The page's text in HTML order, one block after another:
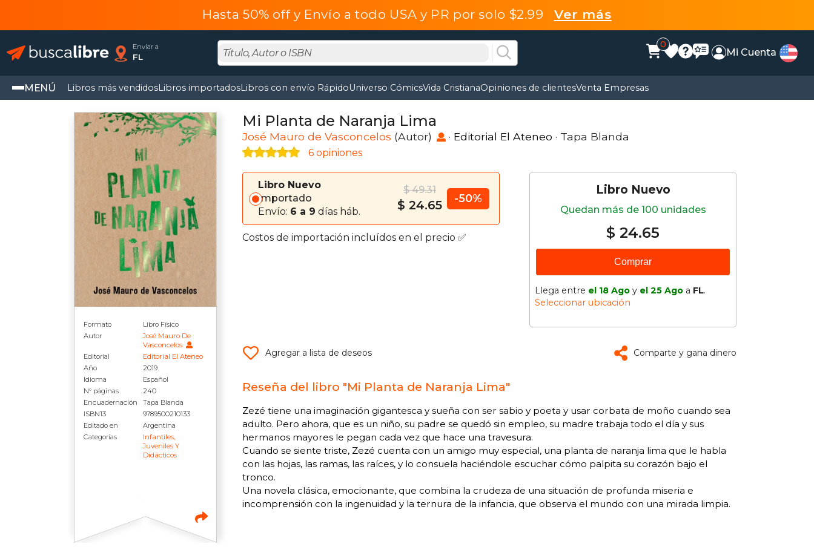
Hasta 50% off y Envío a todo USA y PR por solo $2.99 Ver más
Enviar a
FL
0
Mi Cuenta
MENÚ Libros más vendidosLibros importadosLibros con envío RápidoUniverso CómicsVida CristianaOpiniones de clientesVenta Empresas
Formato
Libro Físico
Autor
José Mauro De
Vasconcelos
Editorial
Editorial El Ateneo
Año
2019
Idioma
Español
N° páginas
240
Encuadernación
Tapa Blanda
ISBN13
9789500210133
Editado en
Argentina
Categorías
Infantiles,
Juveniles Y
Didácticos
Mi Planta de Naranja Lima
José Mauro de Vasconcelos (Autor) · Editorial El Ateneo · Tapa Blanda
6 opiniones
Libro Nuevo
Importado
Envío: 6 a 9 días háb.
$ 49.31
$ 24.65 -50%
Costos de importación incluídos en el precio ✅
Libro Nuevo
Quedan más de 100 unidades
$ 24.65
Comprar
Llega entre el 18 Ago y el 25 Ago a FL.
Seleccionar ubicación
Agregar a lista de deseos Comparte y gana dinero
Reseña del libro "Mi Planta de Naranja Lima"
Zezé tiene una imaginación gigantesca y sueña con ser sabio y poeta y usar corbata de moño cuando sea
adulto. Pero ahora, que es un niño, su padre se quedó sin empleo, su madre trabaja todo el día y sus
hermanos mayores le pegan cada vez que hace una travesura.
Cuando se siente triste, Zezé cuenta con un amigo muy especial, una planta de naranja lima que le habla
con las hojas, las ramas, las raíces, y lo consuela haciéndole escuchar cómo palpita su corazón bajo el
tronco.
Una novela clásica, emocionante, que combina la crudeza de una situación de profunda miseria e
incomprensión con la ingenuidad y la ternura de la infancia, que observa el mundo con una mirada limpia.